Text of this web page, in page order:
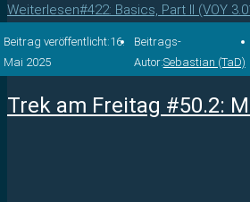
Weiterlesen#422: Basics, Part II (VOY
Beitrag veröffentlicht:16.
Mai 2025
Beitrags-
Autor:Sebastian (TaD)
Trek am Freitag #50.2: